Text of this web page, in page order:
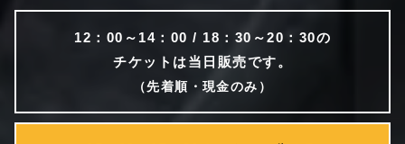
12：00～14：00 / 18：30～20：30の
チケットは当日販売です。
（先着順・現金のみ）